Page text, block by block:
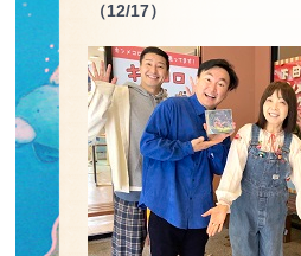
（12/17）